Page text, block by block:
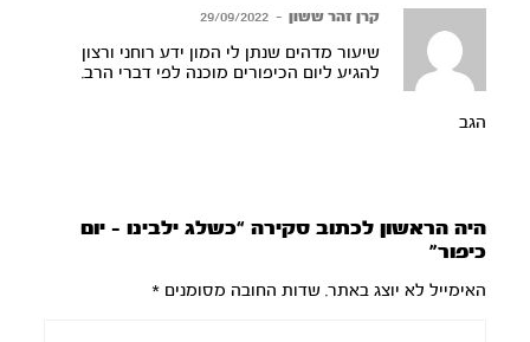
קרן זהר ששון –
29/09/2022
שיעור מדהים שנתן לי המון ידע רוחני ורצון
להגיע ליום הכיפורים מוכנה לפי דברי הרב.
הגב
היה הראשון לכתוב סקירה “כשלג ילבינו – יום
כיפור”
האימייל לא יוצג באתר. שדות החובה מסומנים*